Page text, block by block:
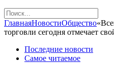
ГлавнаяНовостиОбщество
торговли сегодня отмечает
Последние новости
Самое читаемое